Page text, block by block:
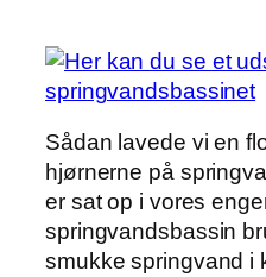
Sådan lavede vi en
hjørnerne på
er sat op i vores
springvandsbassin
smukke springvand i